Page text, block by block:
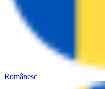
Românesc